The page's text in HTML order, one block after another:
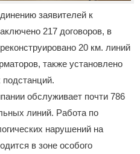
заявителей к
217 договоров, в
20 км. линий
также установлено
обслуживает почти 786
линий. Работа по
нарушений на
в зоне особого